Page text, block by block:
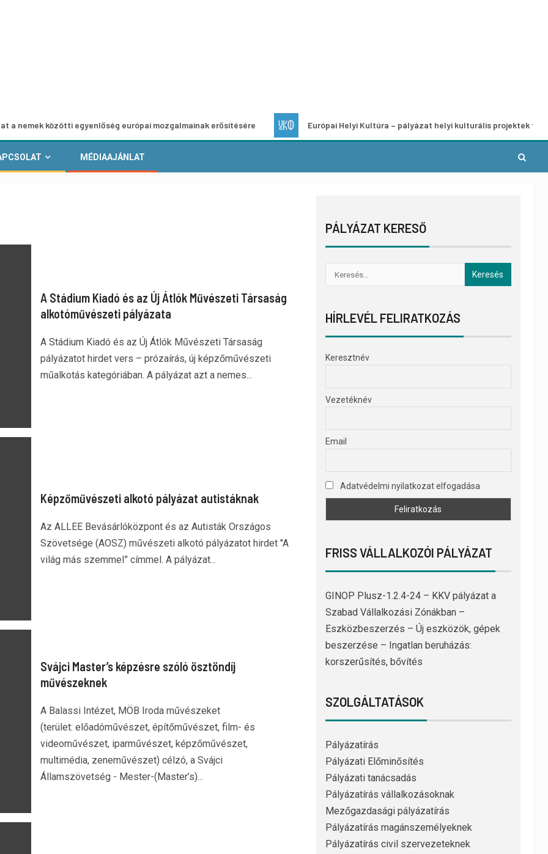
közötti egyenlőség európai mozgalmainak erősítésére Európai Helyi Kultúra – pályázat helyi kulturális projektek fejlesztésére
MÉDIAAJÁNLAT
A Stádium Kiadó és az Új Átlók Művészeti Társaság
alkotóművészeti pályázata
A Stádium Kiadó és az Új Átlók Művészeti Társaság
pályázatot hirdet vers – prózaírás, új képzőművészeti
műalkotás kategóriában. A pályázat azt a nemes...
Képzőművészeti alkotó pályázat autistáknak
Az ALLEE Bevásárlóközpont és az Autisták Országos
Szövetsége (AOSZ) művészeti alkotó pályázatot hirdet "A
világ más szemmel” címmel. A pályázat...
Svájci Master’s képzésre szóló ösztöndíj
művészeknek
A Balassi Intézet, MÖB Iroda művészeket
(terület: előadóművészet, építőművészet, film- és
videoművészet, iparművészet, képzőművészet,
multimédia, zeneművészet) célzó, a Svájci
Államszövetség - Mester-(Master’s)...
PÁLYÁZAT KERESŐ
HÍRLEVÉL FELIRATKOZÁS
Keresztnév
Vezetéknév
Email
Adatvédelmi nyilatkozat elfogadása
FRISS VÁLLALKOZÓI PÁLYÁZAT
GINOP Plusz-1.2.4-24 – KKV pályázat a
Szabad Vállalkozási Zónákban –
Eszközbeszerzés – Új eszközök, gépek
beszerzése – Ingatlan beruházás:
korszerűsítés, bővítés
SZOLGÁLTATÁSOK
Pályázatírás
Pályázati Előminősítés
Pályázati tanácsadás
Pályázatírás vállalkozásoknak
Mezőgazdasági pályázatírás
Pályázatírás magánszemélyeknek
Pályázatírás civil szervezeteknek